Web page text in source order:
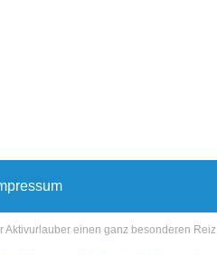
Aktivurlauber einen ganz besonderen Reiz